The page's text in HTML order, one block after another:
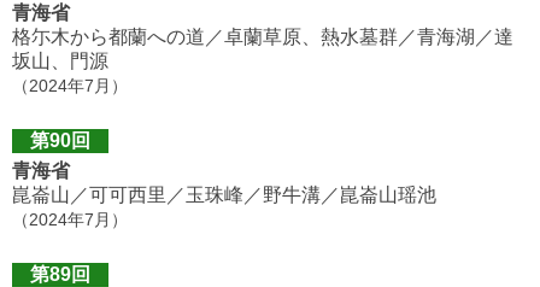
青海省
格尓木から都蘭への道／卓蘭草原、熱水墓群／青海湖／達
坂山、門源
（2024年7月）
第90回
青海省
崑崙山／可可西里／玉珠峰／野牛溝／崑崙山瑶池
（2024年7月）
第89回